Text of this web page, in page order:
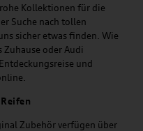
Kollektionen für die
Suche nach tollen
sicher etwas finden. Wie
Zuhause oder Audi
und
Zubehör verfügen über